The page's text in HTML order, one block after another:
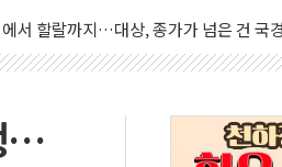
서 할랄까지…대상, 종가가 넘은 건 국
속 업종 11% 급등…구리 가격 상승 전망
만 …'삼전·하이닉스'는 사고 급등주는
어라" 동시다발 해킹 공격...이번에도
…